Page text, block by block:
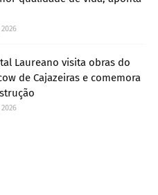
Laureano visita obras do
de Cajazeiras e comemora